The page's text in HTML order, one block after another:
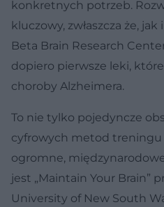
konkretnych potrzeb.
kluczowy, zwłaszcza że,
Beta Brain Research
dopiero pierwsze leki,
choroby Alzheimera.
To nie tylko pojedyncze
cyfrowych metod
ogromne,
jest „Maintain Your Brain”
University of New South